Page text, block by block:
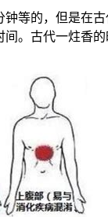
等的，但是在
。古代一炷香